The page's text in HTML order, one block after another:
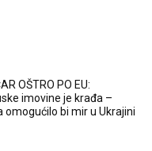
OŠTRO PO EU:
imovine je krađa –
omogućilo bi mir u Ukrajini